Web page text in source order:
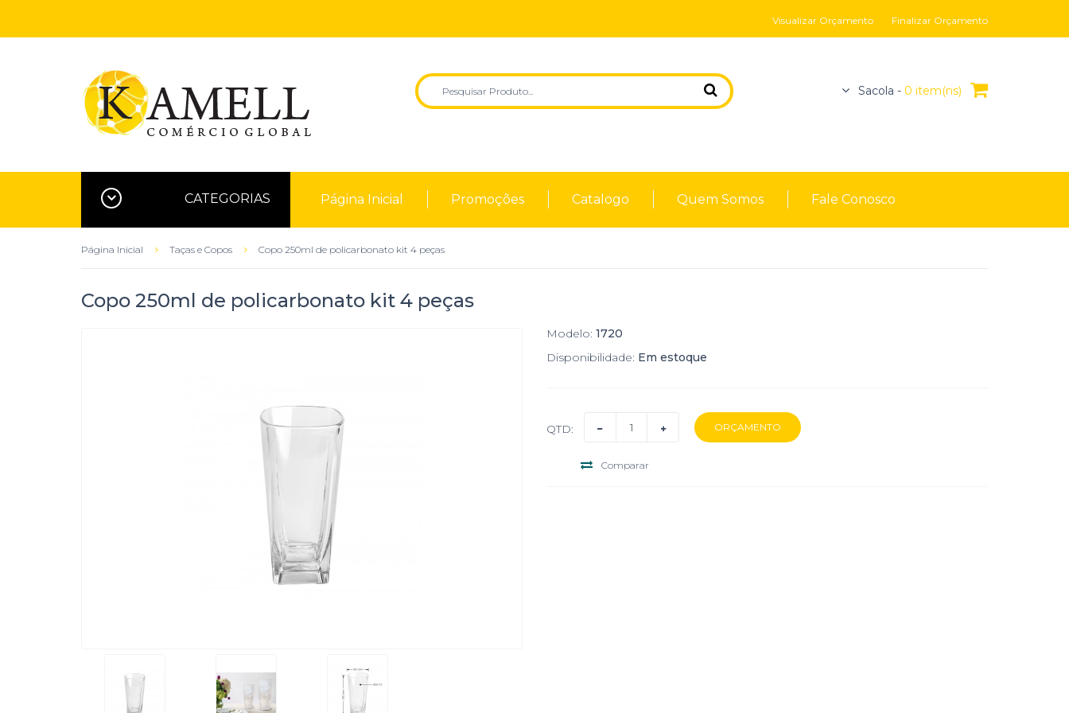
Visualizar Orçamento Finalizar Orçamento
Sacola - 0 item(ns)
CATEGORIAS Página Inicial Promoções Catalogo Quem Somos Fale Conosco
Página Inicial Taças e Copos Copo 250ml de policarbonato kit 4 peças
Copo 250ml de policarbonato kit 4 peças
Modelo: 1720
Disponibilidade: Em estoque
QTD:
Comparar